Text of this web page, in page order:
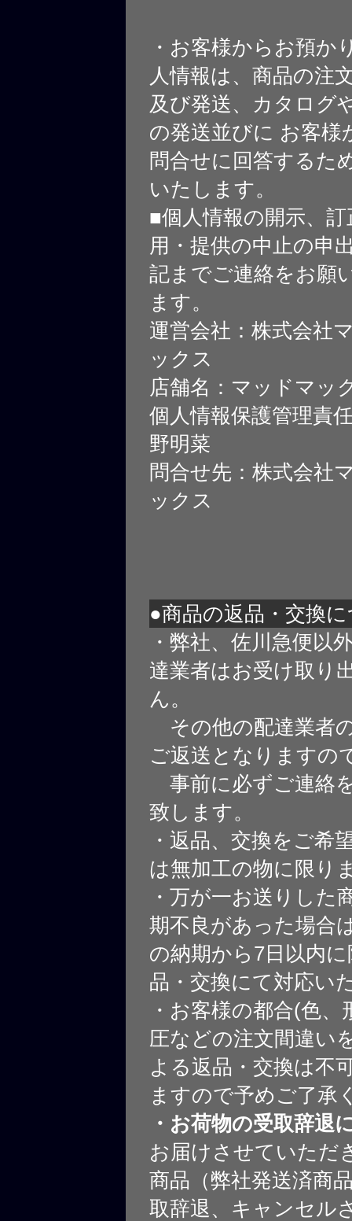
・お客様からお預か
人情報は、商品の注
及び発送、カタログ
の発送並びに お客様
問合せに回答するた
いたします。
■個人情報の開示、
用・提供の中止の申
記までご連絡をお願
ます。
運営会社：株式会社
ックス
店舗名：マッドマッ
個人情報保護管理責
野明菜
問合せ先：株式会社
ックス
●商品の返品・交換
・弊社、佐川急便以
達業者はお受け取り
ん。
その他の配達業者
ご返送となりますの
事前に必ずご連絡
致します。
・返品、交換をご希
は無加工の物に限り
・万が一お送りした
期不良があった場合
の納期から7日以内
品・交換にて対応い
・お客様の都合(色、
圧などの注文間違い
よる返品・交換は不
ますので予めご了承
・お荷物の受取辞退
お届けさせていただ
商品（弊社発送済商
取辞退、キャンセル